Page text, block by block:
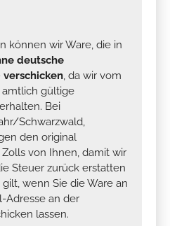
können wir Ware, die in
deutsche
verschicken, da wir vom
amtlich gültige
Bei
Schwarzwald,
den original
von Ihnen, damit wir
Steuer zurück erstatten
wenn Sie die Ware an
Adresse an der
lassen.